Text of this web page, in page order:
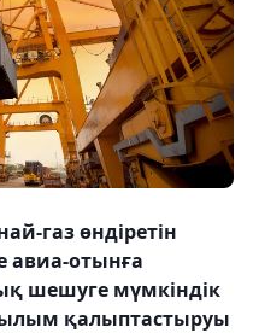
газ өндіретін
авиа-отынға
шешуге мүмкіндік
қалыптастыруы